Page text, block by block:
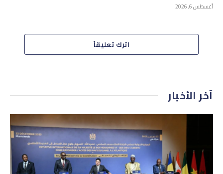
أغسطس 6, 2026
اترك تعليقاً
آخر الأخبار